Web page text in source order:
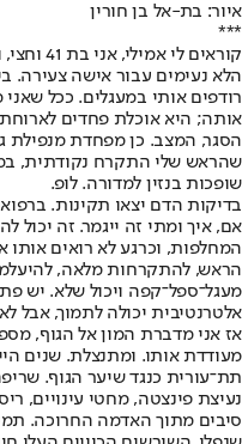
איור: בת-אל בן חורין
***
קוראים
הלא נעימים עבור אישה צעירה.
רודפים אותי במעגלים. ככל
אותה; היא אוכלת פחדים
הסגר, המצב. כן מפחדת מנפילת
שהראש שלי התקרח נקודתית,
שופכות בנזין למדורה. לופ.
בדיקות הדם יצאו תקינות.
אם, איך ומתי זה ייגמר. זה יכול
המחלפות, וכרגע לא רואים אותו
הראש, להתקרחות מלאה,
מעגל־ספל־קפה ויכול שלא. יש
אלטרנטיבית יכולה לתמוך, אבל
אז אני מדברת המון אל הגוף,
מעודדת אותו. ומתנצלת. שנים
תת־עורית כנגד שיער הגוף.
נעיצת פינצטה, מחטי עינויים,
סיבים מתוך האדמה החרוכה.